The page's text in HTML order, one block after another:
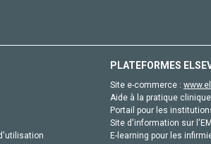
PLATEFORMES
Site e-commerce :
Aide à la pratique
Portail pour les
Site d'information sur
E-learning pour les